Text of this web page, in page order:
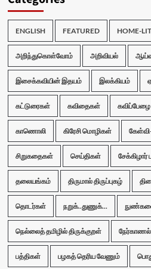
ENGLISH FEATURED HOME-LIT
அறிந்துகொள்வோம் அறிவியல்
இசைக்கவியின் இதயம் இலக்கியம்
கட்டுரைகள் கவிதைகள் கவிப்பேழை
காணொலி கிரேசி மொழிகள்
சிறுகதைகள் செய்திகள் சேக்கிழார்
தலையங்கம் திருமால் திருப்புகழ்
தொடர்கள் நறுக்..துணுக்...
நெல்லைத் தமிழில் திருக்குறள்
பத்திகள் பழகத் தெரிய வேணும்